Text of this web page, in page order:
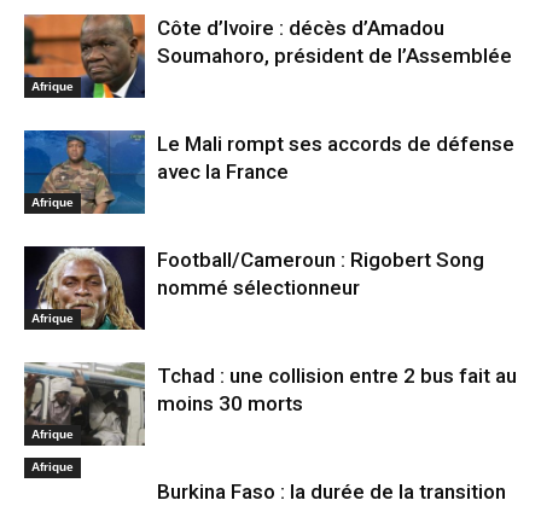
Afrique
Côte d’Ivoire : décès d’Amadou
Soumahoro, président de l’Assemblée
Afrique
Le Mali rompt ses accords de défense
avec la France
Afrique
Football/Cameroun : Rigobert Song
nommé sélectionneur
Afrique
Tchad : une collision entre 2 bus fait au
moins 30 morts
Afrique
Burkina Faso : la durée de la transition